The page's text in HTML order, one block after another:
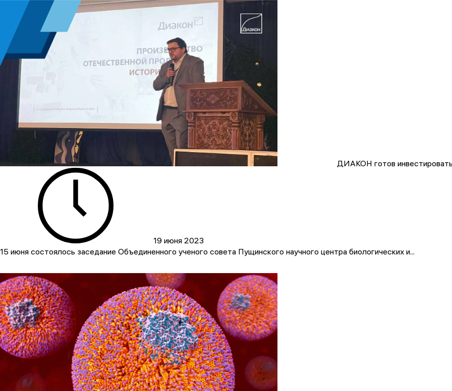
ДИАКОН готов
19 июня 2023
15 июня состоялось заседание Объединенного ученого совета Пущинского научного центра биологических и...